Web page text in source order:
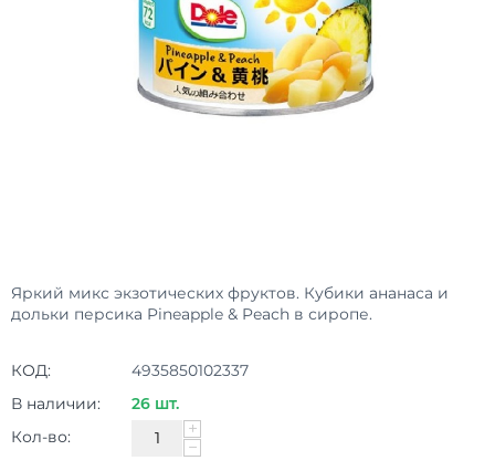
Яркий микс экзотических фруктов. Кубики ананаса и
дольки персика Pineapple & Peach в сиропе.
КОД:
4935850102337
В наличии:
26 шт.
Кол-во:
+
−